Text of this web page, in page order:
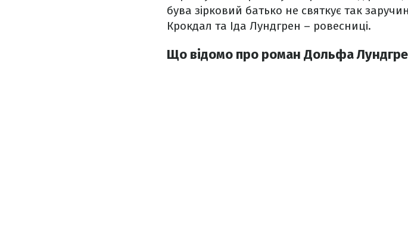
бува зірковий батько не святкує так
Крокдал та Іда Лундгрен – ровесниці.
Що відомо про роман Дольфа